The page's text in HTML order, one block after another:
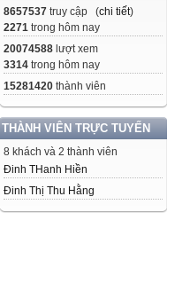
8657537 truy cập (chi tiết)
2271 trong hôm nay
20074588 lượt xem
3314 trong hôm nay
15281420 thành viên
THÀNH VIÊN TRỰC TUYẾN
8 khách và 2 thành viên
Đinh THanh Hiền
Đinh Thị Thu Hằng